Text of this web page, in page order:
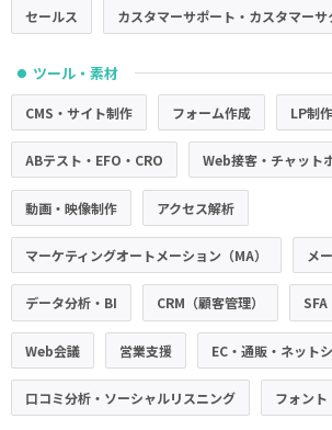
セールス カスタマーサポート・カスタマーサ
● ツール・素材
CMS・サイト制作 フォーム作成 LP制
ABテスト・EFO・CRO Web接客・チャット
動画・映像制作 アクセス解析
マーケティングオートメーション（MA） メ
データ分析・BI CRM（顧客管理） SFA
Web会議 営業支援 EC・通販・ネット
口コミ分析・ソーシャルリスニング フォント